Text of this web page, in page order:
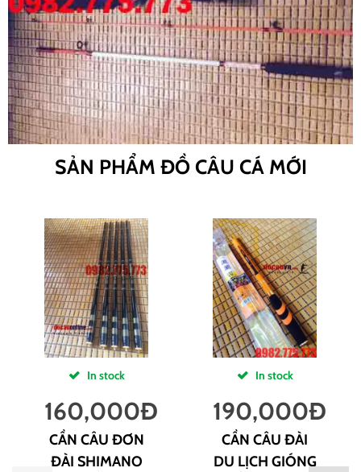
SẢN PHẨM ĐỒ CÂU CÁ MỚI
In stock
160,000Đ
CẦN CÂU ĐƠN
ĐÀI SHIMANO
In stock
190,000Đ
CẦN CÂU ĐÀI
DU LỊCH GIÓNG